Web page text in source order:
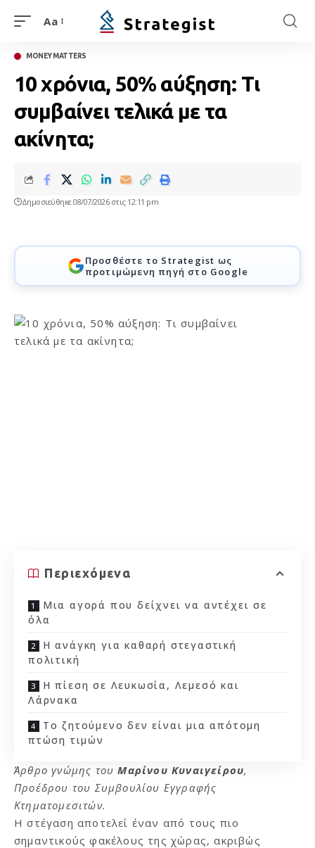
Aa
MONEY MATTERS
10 χρόνια, 50% αύξηση: Τι
συμβαίνει τελικά με τα
ακίνητα;
Δημοσιεύθηκε 08/07/2026 στις 12:11 pm
Προσθέστε το Strategist ως
προτιμώμενη πηγή στο Google
Περιεχόμενα
Μια αγορά που δείχνει να αντέχει σε
όλα
Η ανάγκη για καθαρή στεγαστική
πολιτική
Η πίεση σε Λευκωσία, Λεμεσό και
Λάρνακα
Το ζητούμενο δεν είναι μια απότομη
πτώση τιμών
Άρθρο γνώμης τουΜαρίνου Κυναιγείρου,
Προέδρου του Συμβουλίου Εγγραφής
Κτηματομεσιτών.
Η στέγαση αποτελεί έναν από τους πιο
σημαντικούς φακέλους της χώρας, ακριβώς